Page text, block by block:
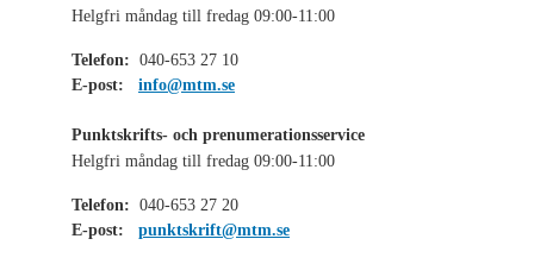
Helgfri måndag till fredag 09:00-11:00
Telefon: 040-653 27 10
E-post:
info@mtm.se
Punktskrifts- och prenumerationsservice
Helgfri måndag till fredag 09:00-11:00
Telefon: 040-653 27 20
E-post:
punktskrift@mtm.se